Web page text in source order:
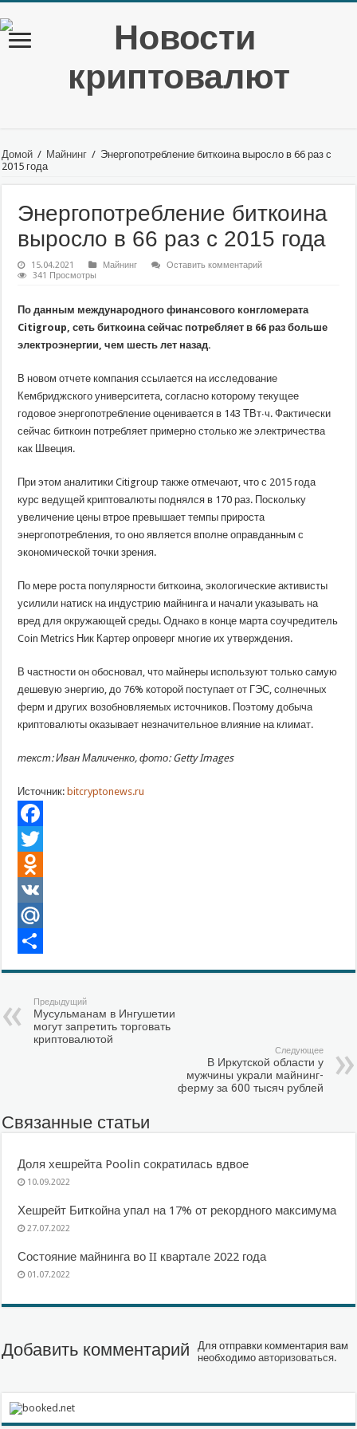
Домой / Майнинг / Энергопотребление биткоина выросло в 66 раз с
2015 года
Энергопотребление биткоина
выросло в 66 раз с 2015 года
15.04.2021 Майнинг
Оставить комментарий
341 Просмотры
По данным международного финансового конгломерата
Citigroup, сеть биткоина сейчас потребляет в 66 раз больше
электроэнергии, чем шесть лет назад.
В новом отчете компания ссылается на исследование
Кембриджского университета, согласно которому текущее
годовое энергопотребление оценивается в 143 ТВт∙ч. Фактически
сейчас биткоин потребляет примерно столько же электричества
как Швеция.
При этом аналитики Citigroup также отмечают, что с 2015 года
курс ведущей криптовалюты поднялся в 170 раз. Поскольку
увеличение цены втрое превышает темпы прироста
энергопотребления, то оно является вполне оправданным с
экономической точки зрения.
По мере роста популярности биткоина, экологические активисты
усилили натиск на индустрию майнинга и начали указывать на
вред для окружающей среды. Однако в конце марта соучредитель
Coin Metrics Ник Картер опроверг многие их утверждения.
В частности он обосновал, что майнеры используют только самую
дешевую энергию, до 76% которой поступает от ГЭС, солнечных
ферм и других возобновляемых источников. Поэтому добыча
криптовалюты оказывает незначительное влияние на климат.
текст: Иван Маличенко, фото: Getty Images
Источник: bitcryptonews.ru
Facebook
Twitter
Odnoklassniki
VK
Mail.Ru
Предыдущий
Мусульманам в Ингушетии
могут запретить торговать
криптовалютой
Следующее
В Иркутской области у
мужчины украли майнинг-
ферму за 600 тысяч рублей
Связанные статьи
Доля хешрейта Poolin сократилась вдвое
10.09.2022
Хешрейт Биткойна упал на 17% от рекордного максимума
27.07.2022
Состояние майнинга во II квартале 2022 года
01.07.2022
Добавить комментарий
Для отправки комментария вам
необходимоавторизоваться.